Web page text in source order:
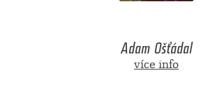
Adam Ošťádal
více info